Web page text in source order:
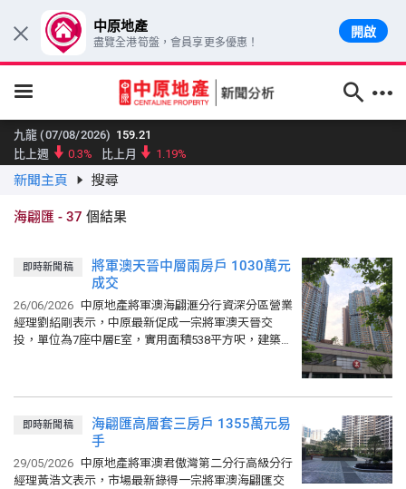
跳至主要內容
九龍 (07/08/2026) 159.21
比上週
0.3% 比上月
1.19%
新界東 (07/08/2026)
新界西 (07/08/2026)
大型單位領先指數 (07/08/2026)159.96
0.66% 比上月
中小型單位領先指數 (07/08/2026)159.79
比上週
0.21% 比上月
0.19%
比上週
0.06% 比上月
0.18%
比上週
0.77% 比上月 0.46%
新聞主頁 搜尋
海翩匯 - 37 個結果
即時新聞稿
將軍澳天晉中層兩房戶 1030萬元
成交
26/06/2026 中原地產將軍澳海翩滙分行資深分區營業
經理劉紹剛表示，中原最新促成一宗將軍澳天晉交
投，單位為7座中層E室，實用面積538平方呎，建築面
即時新聞稿
海翩匯高層套三房戶 1355萬元易
手
29/05/2026 中原地產將軍澳君傲灣第二分行高級分行
經理黃浩文表示，市場最新錄得一宗將軍澳海翩匯交
× 中原地產
盡覽全港筍盤，會員享更多優惠！
開啟